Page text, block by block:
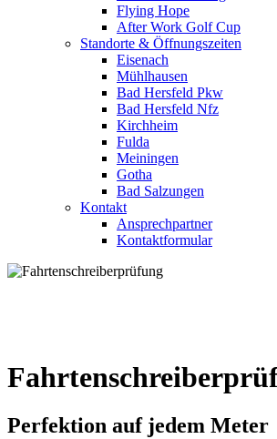
Flying Hope
After Work Golf Cup
Standorte & Öffnungszeiten
Eisenach
Mühlhausen
Bad Hersfeld Pkw
Bad Hersfeld Nfz
Kirchheim
Fulda
Meiningen
Gotha
Bad Salzungen
Kontakt
Ansprechpartner
Kontaktformular
Perfektion auf jedem Meter